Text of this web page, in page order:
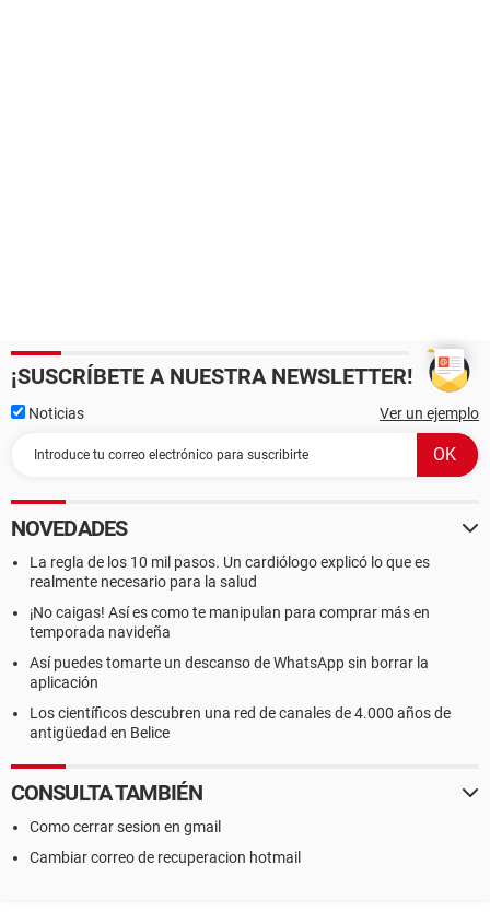
¡SUSCRÍBETE A NUESTRA NEWSLETTER!
Noticias Ver un ejemplo
NOVEDADES
La regla de los 10 mil pasos. Un cardiólogo explicó lo que es
realmente necesario para la salud
¡No caigas! Así es como te manipulan para comprar más en
temporada navideña
Así puedes tomarte un descanso de WhatsApp sin borrar la
aplicación
Los científicos descubren una red de canales de 4.000 años de
antigüedad en Belice
CONSULTA TAMBIÉN
Como cerrar sesion en gmail
Cambiar correo de recuperacion hotmail